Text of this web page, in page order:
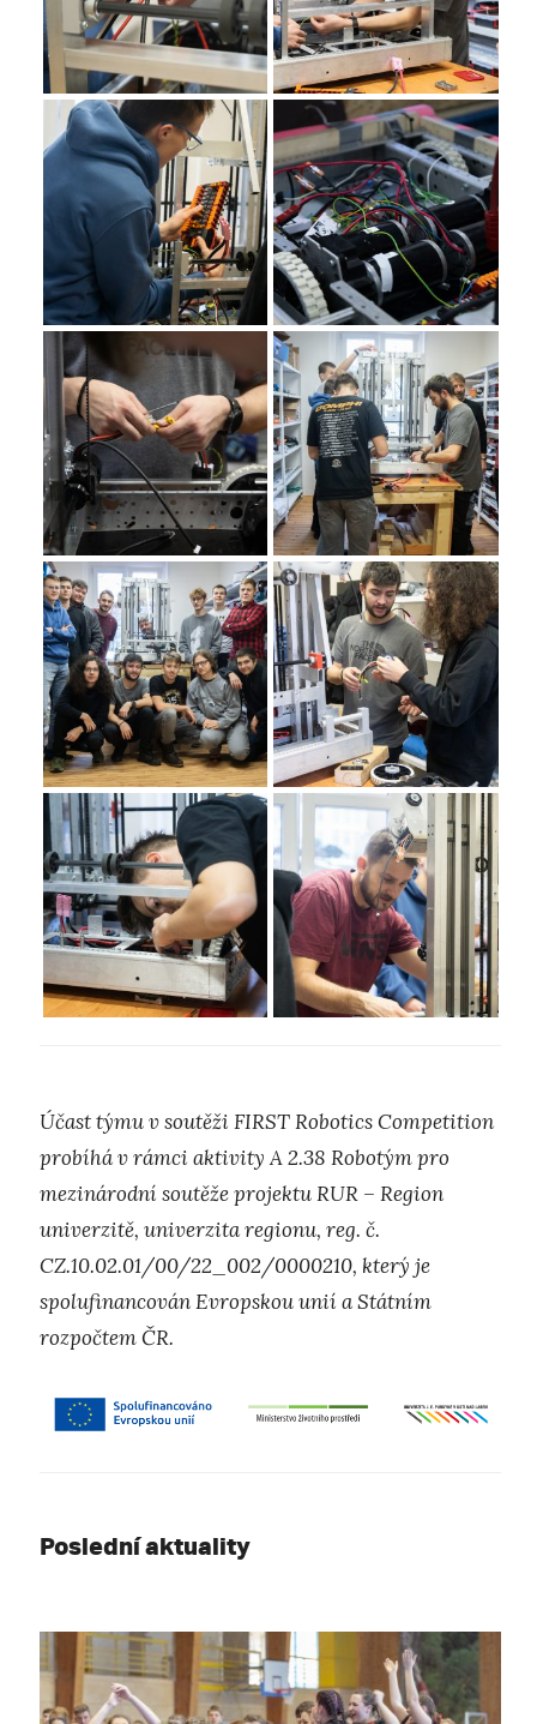
Účast týmu v soutěži FIRST Robotics Competition
probíhá v rámci aktivity A 2.38 Robotým pro
mezinárodní soutěže projektu RUR – Region
univerzitě, univerzita regionu, reg. č.
CZ.10.02.01/00/22_002/0000210, který je
spolufinancován Evropskou unií a Státním
rozpočtem ČR.
Poslední aktuality